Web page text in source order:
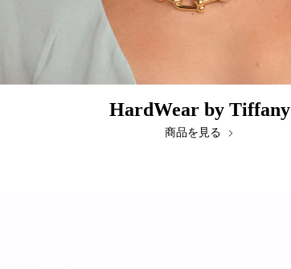
HardWear by Tiffany
商品を見る